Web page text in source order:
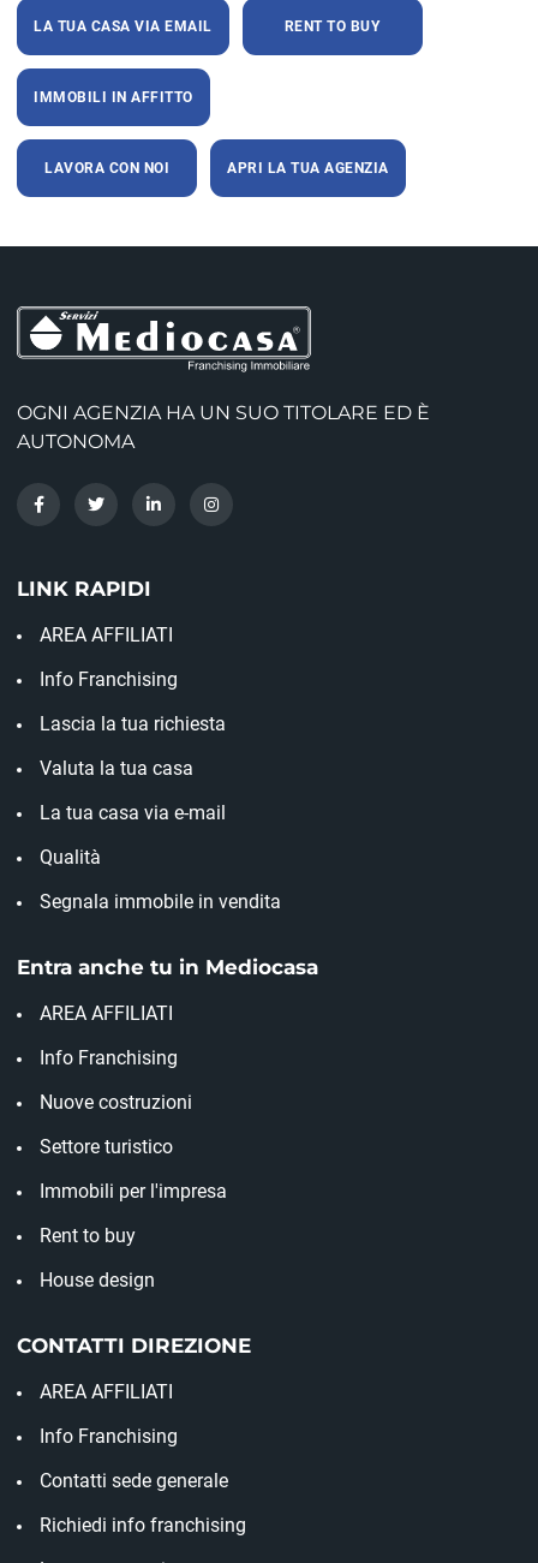
LA TUA CASA VIA EMAIL RENT TO BUY
IMMOBILI IN AFFITTO
LAVORA CON NOI APRI LA TUA AGENZIA
OGNI AGENZIA HA UN SUO TITOLARE ED È
AUTONOMA
LINK RAPIDI
AREA AFFILIATI
Info Franchising
Lascia la tua richiesta
Valuta la tua casa
La tua casa via e-mail
Qualità
Segnala immobile in vendita
Entra anche tu in Mediocasa
AREA AFFILIATI
Info Franchising
Nuove costruzioni
Settore turistico
Immobili per l'impresa
Rent to buy
House design
CONTATTI DIREZIONE
AREA AFFILIATI
Info Franchising
Contatti sede generale
Richiedi info franchising